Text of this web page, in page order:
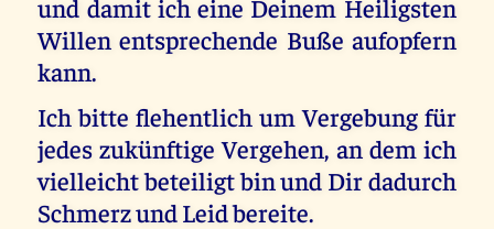
und damit ich eine Deinem Heiligsten
Willen entsprechende Buße aufopfern
kann.
Ich bitte flehentlich um Vergebung für
jedes zukünftige Vergehen, an dem ich
vielleicht beteiligt bin und Dir dadurch
Schmerz und Leid bereite.